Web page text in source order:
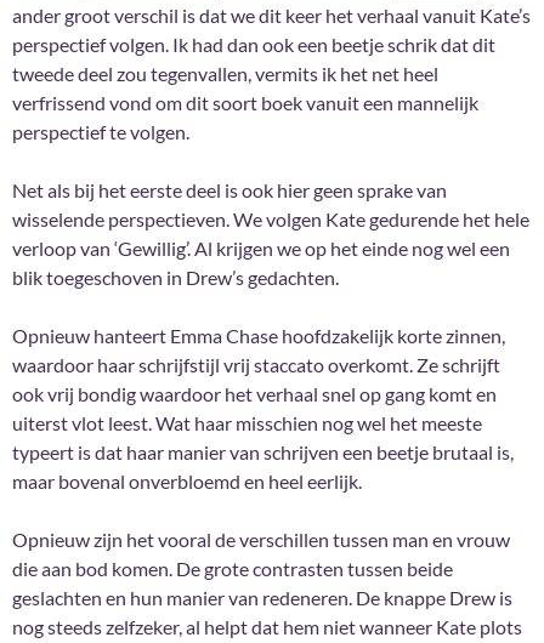
ander groot verschil is dat we dit keer het verhaal vanuit Kate’s
perspectief volgen. Ik had dan ook een beetje schrik dat dit
tweede deel zou tegenvallen, vermits ik het net heel
verfrissend vond om dit soort boek vanuit een mannelijk
perspectief te volgen.
Net als bij het eerste deel is ook hier geen sprake van
wisselende perspectieven. We volgen Kate gedurende het hele
verloop van ‘Gewillig’. Al krijgen we op het einde nog wel een
blik toegeschoven in Drew’s gedachten.
Opnieuw hanteert Emma Chase hoofdzakelijk korte zinnen,
waardoor haar schrijfstijl vrij staccato overkomt. Ze schrijft
ook vrij bondig waardoor het verhaal snel op gang komt en
uiterst vlot leest. Wat haar misschien nog wel het meeste
typeert is dat haar manier van schrijven een beetje brutaal is,
maar bovenal onverbloemd en heel eerlijk.
Opnieuw zijn het vooral de verschillen tussen man en vrouw
die aan bod komen. De grote contrasten tussen beide
geslachten en hun manier van redeneren. De knappe Drew is
nog steeds zelfzeker, al helpt dat hem niet wanneer Kate plots